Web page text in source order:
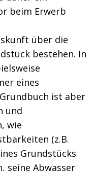
beim Erwerb
über die
bestehen. In
eines
ist aber
und
wie
(z.B.
Grundstücks
seine Abwasser